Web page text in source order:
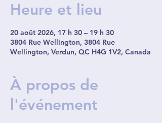
Heure et lieu
20 août 2026, 17 h 30 – 19 h 30
3804 Rue Wellington, 3804 Rue
Wellington, Verdun, QC H4G 1V2, Canada
À propos de
l'événement